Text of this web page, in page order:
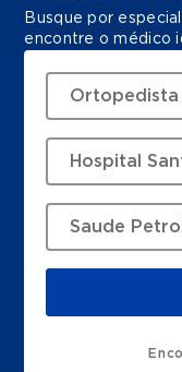
Busque por
encontre o médico